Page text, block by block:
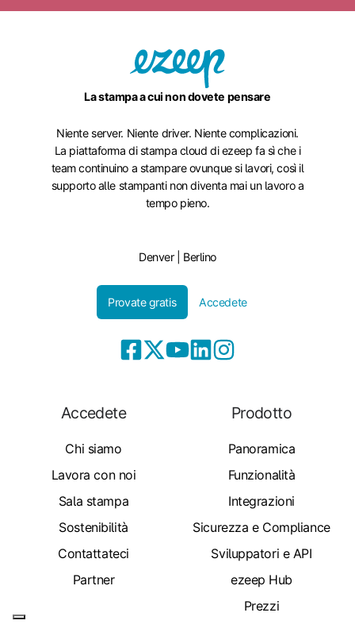
La stampa a cui non dovete pensare
Niente server. Niente driver. Niente complicazioni.
La piattaforma di stampa cloud di ezeep fa sì che i
team continuino a stampare ovunque si lavori, così il
supporto alle stampanti non diventa mai un lavoro a
tempo pieno.
Denver | Berlino
Provate gratis Accedete
Accedete
Chi siamo
Lavora con noi
Sala stampa
Sostenibilità
Contattateci
Partner
Prodotto
Panoramica
Funzionalità
Integrazioni
Sicurezza e Compliance
Sviluppatori e API
ezeep Hub
Prezzi